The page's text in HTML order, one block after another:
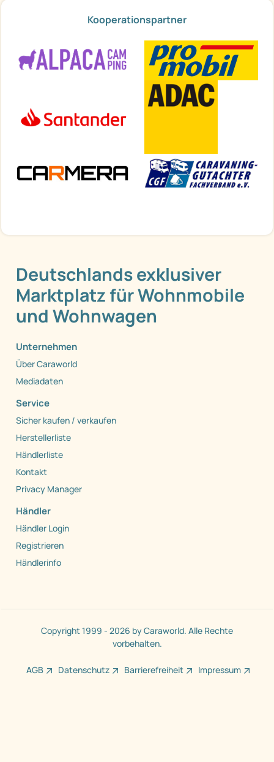
Kooperationspartner
Deutschlands exklusiver
Marktplatz für Wohnmobile
und Wohnwagen
Unternehmen
Über Caraworld
Mediadaten
Service
Sicher kaufen / verkaufen
Herstellerliste
Händlerliste
Kontakt
Privacy Manager
Händler
Händler Login
Registrieren
Händlerinfo
Copyright 1999 - 2026 by Caraworld. Alle Rechte
vorbehalten.
AGB Datenschutz Barrierefreiheit Impressum